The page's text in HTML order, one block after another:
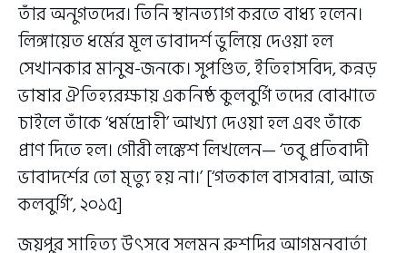
তাঁর অনুগতদের। তিনি স্থানত্যাগ করতে বাধ্য হলেন।
লিঙ্গায়েত ধর্মের মূল ভাবাদর্শ ভুলিয়ে দেওয়া হল
সেখানকার মানুষ-জনকে। সুপণ্ডিত, ইতিহাসবিদ, কন্নড়
ভাষার ঐতিহ্যরক্ষায় একনিষ্ঠ কুলবুর্গি তদের বোঝাতে
চাইলে তাঁকে ‘ধর্মদ্রোহী’ আখ্যা দেওয়া হল এবং তাঁকে
প্রাণ দিতে হল। গৌরী লঙ্কেশ লিখলেন— ‘তবু প্রতিবাদী
ভাবাদর্শের তো মৃত্যু হয় না।’ [‘গতকাল বাসবান্না, আজ
কলবুর্গি’, ২০১৫]
জয়পুর সাহিত্য উৎসবে সলমন রুশদির আগমনবার্তা